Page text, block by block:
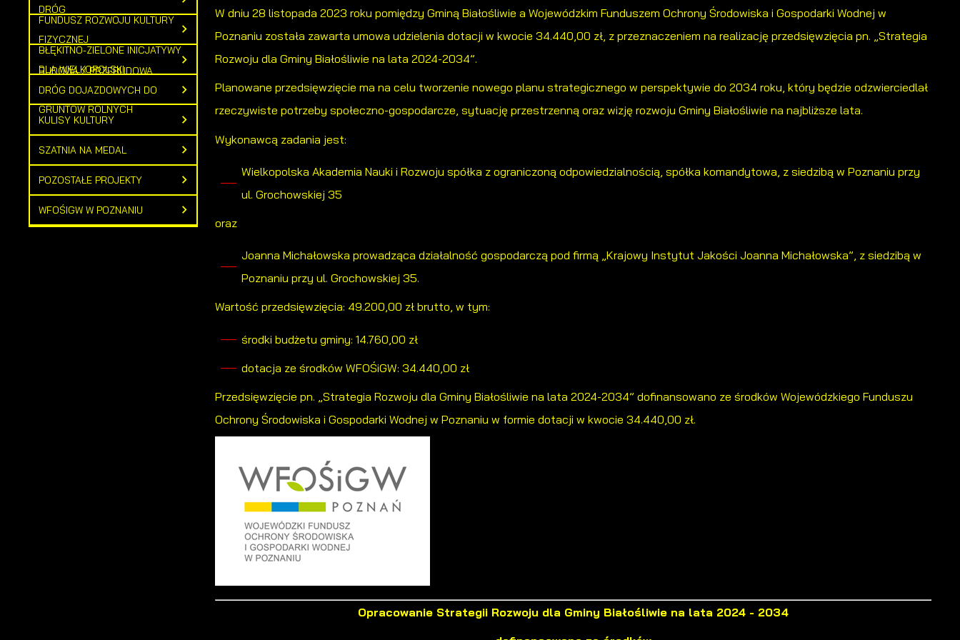
DRÓG
FUNDUSZ ROZWOJU KULTURY
FIZYCZNEJ
BŁĘKITNO-ZIELONE INICJATYWY
DLA WIELKOPOLSKI
BUDOWA / PRZEBUDOWA
DRÓG DOJAZDOWYCH DO
GRUNTÓW ROLNYCH
KULISY KULTURY
SZATNIA NA MEDAL
POZOSTAŁE PROJEKTY
WFOŚIGW W POZNANIU
W dniu 28 listopada 2023 roku pomiędzy Gminą Białośliwie a Wojewódzkim Funduszem Ochrony Środowiska i Gospodarki Wodnej w
Poznaniu została zawarta umowa udzielenia dotacji w kwocie 34.440,00 zł, z przeznaczeniem na realizację przedsięwzięcia pn. „Strategia
Rozwoju dla Gminy Białośliwie na lata 2024-2034”.
Planowane przedsięwzięcie ma na celu tworzenie nowego planu strategicznego w perspektywie do 2034 roku, który będzie odzwierciedlał
rzeczywiste potrzeby społeczno-gospodarcze, sytuację przestrzenną oraz wizję rozwoju Gminy Białośliwie na najbliższe lata.
Wykonawcą zadania jest:
Wielkopolska Akademia Nauki i Rozwoju spółka z ograniczoną odpowiedzialnością, spółka komandytowa, z siedzibą w Poznaniu przy
ul. Grochowskiej 35
oraz
Joanna Michałowska prowadząca działalność gospodarczą pod firmą „Krajowy Instytut Jakości Joanna Michałowska”, z siedzibą w
Poznaniu przy ul. Grochowskiej 35.
Wartość przedsięwzięcia: 49.200,00 zł brutto, w tym:
środki budżetu gminy: 14.760,00 zł
dotacja ze środków WFOŚiGW: 34.440,00 zł
Przedsięwzięcie pn. „Strategia Rozwoju dla Gminy Białośliwie na lata 2024-2034” dofinansowano ze środków Wojewódzkiego Funduszu
Ochrony Środowiska i Gospodarki Wodnej w Poznaniu w formie dotacji w kwocie 34.440,00 zł.
Opracowanie Strategii Rozwoju dla Gminy Białośliwie na lata 2024 - 2034
Ustawienia
Szanujemy Twoją prywatność. Możesz zmienić ustawienia cookies lub
zaakceptować je wszystkie. W dowolnym momencie możesz dokonać zmiany